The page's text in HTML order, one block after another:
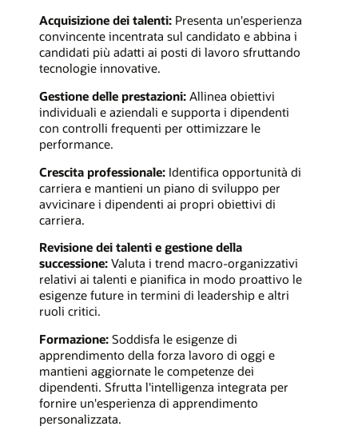
Acquisizione dei talenti: Presenta un'esperienza
convincente incentrata sul candidato e abbina i
candidati più adatti ai posti di lavoro sfruttando
tecnologie innovative.
Gestione delle prestazioni: Allinea obiettivi
individuali e aziendali e supporta i dipendenti
con controlli frequenti per ottimizzare le
performance.
Crescita professionale: Identifica opportunità di
carriera e mantieni un piano di sviluppo per
avvicinare i dipendenti ai propri obiettivi di
carriera.
Revisione dei talenti e gestione della
successione: Valuta i trend macro-organizzativi
relativi ai talenti e pianifica in modo proattivo le
esigenze future in termini di leadership e altri
ruoli critici.
Formazione: Soddisfa le esigenze di
apprendimento della forza lavoro di oggi e
mantieni aggiornate le competenze dei
dipendenti. Sfrutta l'intelligenza integrata per
fornire un'esperienza di apprendimento
personalizzata.